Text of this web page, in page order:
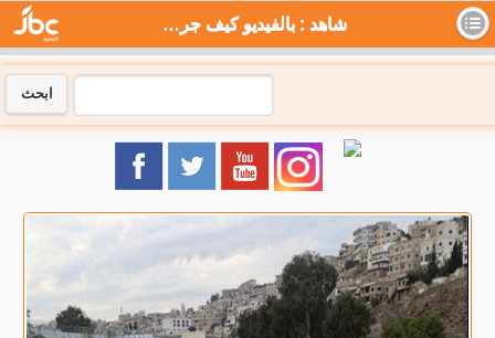
شاهد : بالفيديو كيف جرف السيل مركبات بالزرقاء - جي بي سي نيوز
ابحث